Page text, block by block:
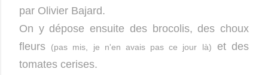
par Olivier Bajard.
On y dépose ensuite des brocolis, des choux
fleurs
(pas mis, je n'en avais pas ce jour là)
et des
tomates cerises.